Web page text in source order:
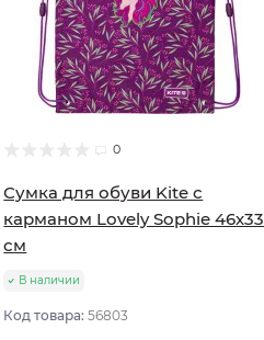
0
Сумка для обуви Kite с
карманом Lovely Sophie 46х33
см
В наличии
Код товара:56803